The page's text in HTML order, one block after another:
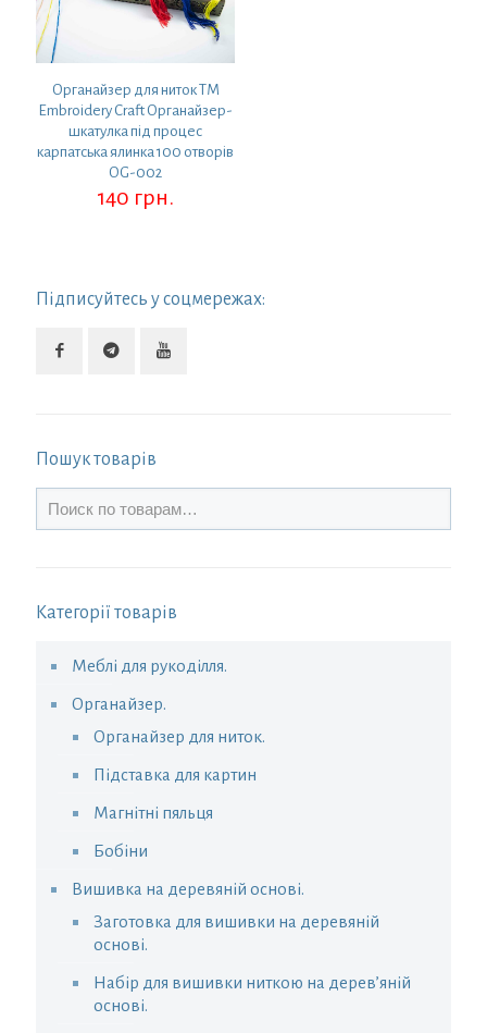
Органайзер для ниток ТМ
Embroidery Craft Органайзер-
шкатулка під процес
карпатська ялинка 100 отворів
OG-002
140 грн.
Підписуйтесь у соцмережах:
Пошук товарів
Категорії товарів
Меблі для рукоділля.
Органайзер.
Органайзер для ниток.
Підставка для картин
Магнітні пяльця
Бобіни
Вишивка на деревяній основі.
Заготовка для вишивки на деревяній
основі.
Набір для вишивки ниткою на дерев’яній
основі.